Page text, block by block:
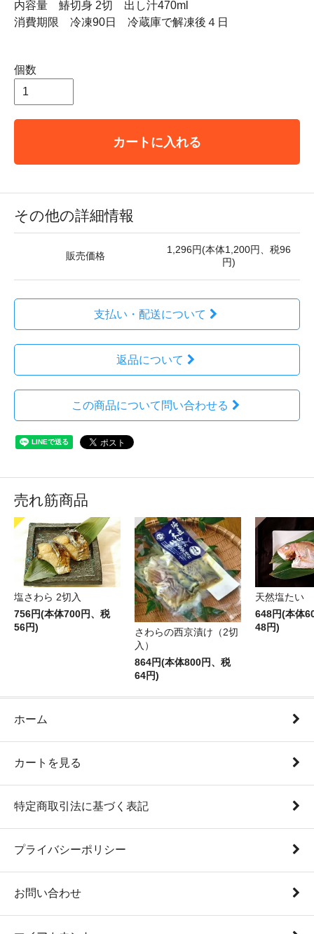
内容量 鰆切身 2切 出し汁470ml
消費期限 冷凍90日 冷蔵庫で解凍後４日
個数
カートに入れる
その他の詳細情報
販売価格
1,296円(本体1,200円、税96
円)
支払い・配送について
返品について
この商品について問い合わせる
売れ筋商品
塩さわら 2切入
756円(本体700円、税
56円)
さわらの西京漬け（2切
入）
864円(本体800円、税
64円)
天然塩たい
648円(本体
48円)
ホーム
カートを見る
特定商取引法に基づく表記
プライバシーポリシー
お問い合わせ